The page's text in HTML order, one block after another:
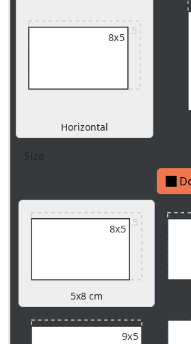
9x5.5
8x5
Horizontal
Size
9x5.5
8x5
5x8 cm
9x5.5
9x5